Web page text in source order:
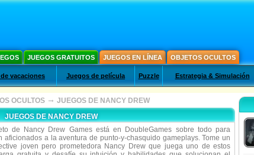
JUEGOS GRATUITOS JUEGOS EN LÍNEA OBJETOS OCULTOS
vacaciones Juegos de película Puzzle Estrategia & Simulación
OCULTOS → JUEGOS DE NANCY DREW
JUEGOS DE NANCY DREW
de Nancy Drew Games está en DoubleGames sobre todo para
aficionados a la aventura de punto-y-chasquido gameplays. Tome un
joven pero prometedora Nancy Drew que juega uno de estos